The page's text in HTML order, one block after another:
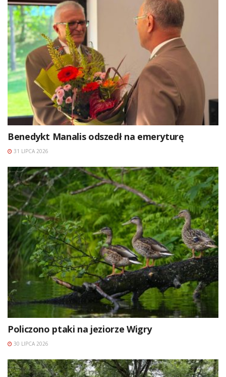
Benedykt Manalis odszedł na emeryturę
31 LIPCA 2026
Policzono ptaki na jeziorze Wigry
30 LIPCA 2026